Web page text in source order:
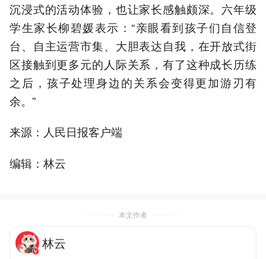
沉浸式的活动体验，也让家长感触颇深。六年级
学生家长柳碧媛表示：“亲眼看到孩子们自信登
台、自主运营市集、大胆表达自我，在开放式街
区接触到更多元的人际关系，有了这种成长历练
之后，孩子处理身边的关系会变得更加游刃有
余。”
来源：人民日报客户端
编辑：林云
本文作者
林云